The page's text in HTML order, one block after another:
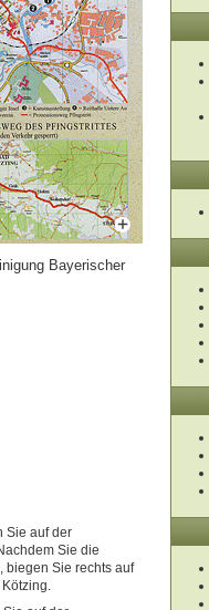
Bayerischer
Sie auf der
Sie die
biegen Sie rechts auf